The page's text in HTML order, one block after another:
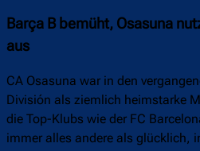
Barça B bemüht, Osasuna
aus
CA Osasuna war in den
División als ziemlich heimstarke
die Top-Klubs wie der FC
immer alles andere als glücklich,